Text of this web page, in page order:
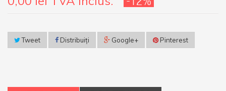
Tweet Distribuiţi Google+ Pinterest